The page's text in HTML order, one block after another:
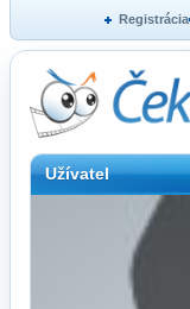
Registrácia
Užívatel